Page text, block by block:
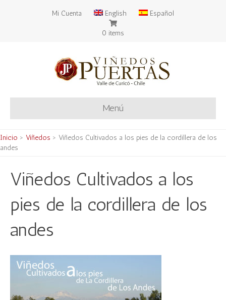
Mi Cuenta English Español
0 items
Menú
Inicio > Viñedos > Viñedos Cultivados a los pies de la cordillera de los
andes
Viñedos Cultivados a los
pies de la cordillera de los
andes